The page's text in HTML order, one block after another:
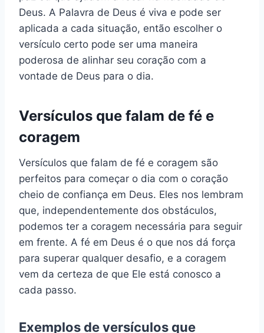
Deus. A Palavra de Deus é viva e pode ser
aplicada a cada situação, então escolher o
versículo certo pode ser uma maneira
poderosa de alinhar seu coração com a
vontade de Deus para o dia.
Versículos que falam de fé e
coragem
Versículos que falam de fé e coragem são
perfeitos para começar o dia com o coração
cheio de confiança em Deus. Eles nos lembram
que, independentemente dos obstáculos,
podemos ter a coragem necessária para seguir
em frente. A fé em Deus é o que nos dá força
para superar qualquer desafio, e a coragem
vem da certeza de que Ele está conosco a
cada passo.
Exemplos de versículos que